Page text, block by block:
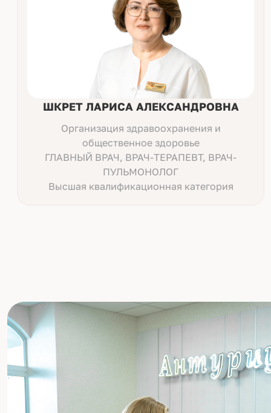
ШКРЕТ ЛАРИСА АЛЕКСАНДРОВНА
Организация здравоохранения и
общественное здоровье
ГЛАВНЫЙ ВРАЧ, ВРАЧ-ТЕРАПЕВТ, ВРАЧ-
ПУЛЬМОНОЛОГ
Высшая квалификационная категория